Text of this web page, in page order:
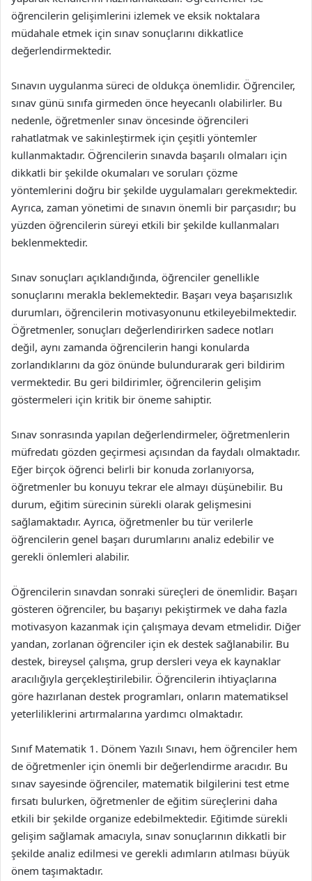
öğrencilerin gelişimlerini izlemek ve eksik noktalara
müdahale etmek için sınav sonuçlarını dikkatlice
değerlendirmektedir.
Sınavın uygulanma süreci de oldukça önemlidir. Öğrenciler,
sınav günü sınıfa girmeden önce heyecanlı olabilirler. Bu
nedenle, öğretmenler sınav öncesinde öğrencileri
rahatlatmak ve sakinleştirmek için çeşitli yöntemler
kullanmaktadır. Öğrencilerin sınavda başarılı olmaları için
dikkatli bir şekilde okumaları ve soruları çözme
yöntemlerini doğru bir şekilde uygulamaları gerekmektedir.
Ayrıca, zaman yönetimi de sınavın önemli bir parçasıdır; bu
yüzden öğrencilerin süreyi etkili bir şekilde kullanmaları
beklenmektedir.
Sınav sonuçları açıklandığında, öğrenciler genellikle
sonuçlarını merakla beklemektedir. Başarı veya başarısızlık
durumları, öğrencilerin motivasyonunu etkileyebilmektedir.
Öğretmenler, sonuçları değerlendirirken sadece notları
değil, aynı zamanda öğrencilerin hangi konularda
zorlandıklarını da göz önünde bulundurarak geri bildirim
vermektedir. Bu geri bildirimler, öğrencilerin gelişim
göstermeleri için kritik bir öneme sahiptir.
Sınav sonrasında yapılan değerlendirmeler, öğretmenlerin
müfredatı gözden geçirmesi açısından da faydalı olmaktadır.
Eğer birçok öğrenci belirli bir konuda zorlanıyorsa,
öğretmenler bu konuyu tekrar ele almayı düşünebilir. Bu
durum, eğitim sürecinin sürekli olarak gelişmesini
sağlamaktadır. Ayrıca, öğretmenler bu tür verilerle
öğrencilerin genel başarı durumlarını analiz edebilir ve
gerekli önlemleri alabilir.
Öğrencilerin sınavdan sonraki süreçleri de önemlidir. Başarı
gösteren öğrenciler, bu başarıyı pekiştirmek ve daha fazla
motivasyon kazanmak için çalışmaya devam etmelidir. Diğer
yandan, zorlanan öğrenciler için ek destek sağlanabilir. Bu
destek, bireysel çalışma, grup dersleri veya ek kaynaklar
aracılığıyla gerçekleştirilebilir. Öğrencilerin ihtiyaçlarına
göre hazırlanan destek programları, onların matematiksel
yeterliliklerini artırmalarına yardımcı olmaktadır.
Sınıf Matematik 1. Dönem Yazılı Sınavı, hem öğrenciler hem
de öğretmenler için önemli bir değerlendirme aracıdır. Bu
sınav sayesinde öğrenciler, matematik bilgilerini test etme
fırsatı bulurken, öğretmenler de eğitim süreçlerini daha
etkili bir şekilde organize edebilmektedir. Eğitimde sürekli
gelişim sağlamak amacıyla, sınav sonuçlarının dikkatli bir
şekilde analiz edilmesi ve gerekli adımların atılması büyük
önem taşımaktadır.